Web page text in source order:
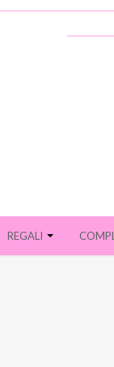
REGALI